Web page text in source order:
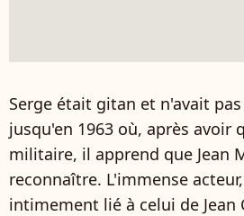
Serge était gitan et n'avait
jusqu'en 1963 où, après avoir
militaire, il apprend que Jean
reconnaître. L'immense
intimement lié à celui de Jean